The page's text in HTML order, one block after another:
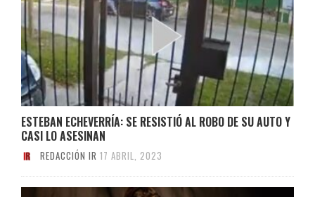
ESTEBAN ECHEVERRÍA: SE RESISTIÓ AL ROBO DE SU AUTO Y
CASI LO ASESINAN
REDACCIÓN IR 17 ABRIL, 2023